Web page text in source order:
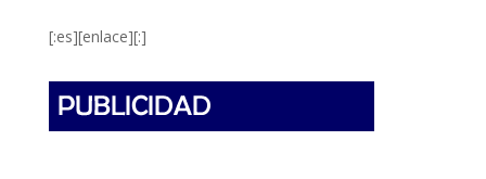
[:es][enlace][:]